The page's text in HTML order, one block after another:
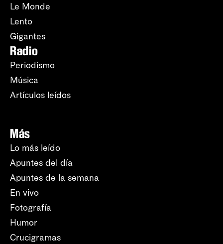
Le Monde
Lento
Gigantes
Radio
Periodismo
Música
Artículos leídos
Más
Lo más leído
Apuntes del día
Apuntes de la semana
En vivo
Fotografía
Humor
Crucigramas